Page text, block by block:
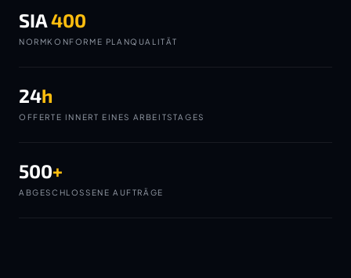
SIA400
NORMKONFORME PLANQUALITÄT
24h
OFFERTE INNERT EINES ARBEITSTAGES
500+
ABGESCHLOSSENE AUFTRÄGE